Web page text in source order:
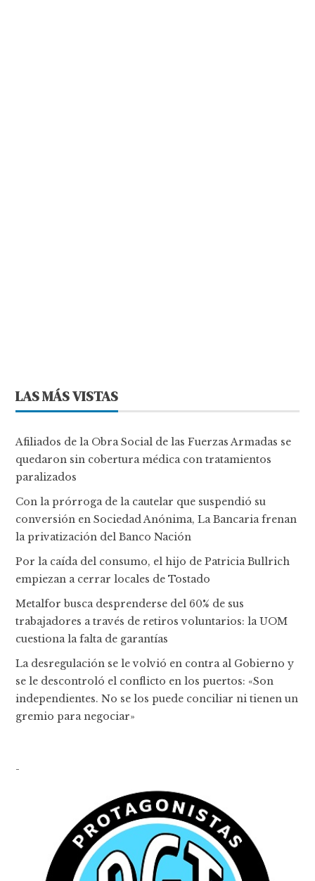
LAS MÁS VISTAS
Afiliados de la Obra Social de las Fuerzas Armadas se
quedaron sin cobertura médica con tratamientos
paralizados
Con la prórroga de la cautelar que suspendió su
conversión en Sociedad Anónima, La Bancaria frenan
la privatización del Banco Nación
Por la caída del consumo, el hijo de Patricia Bullrich
empiezan a cerrar locales de Tostado
Metalfor busca desprenderse del 60% de sus
trabajadores a través de retiros voluntarios: la UOM
cuestiona la falta de garantías
La desregulación se le volvió en contra al Gobierno y
se le descontroló el conflicto en los puertos: «Son
independientes. No se los puede conciliar ni tienen un
gremio para negociar»
-